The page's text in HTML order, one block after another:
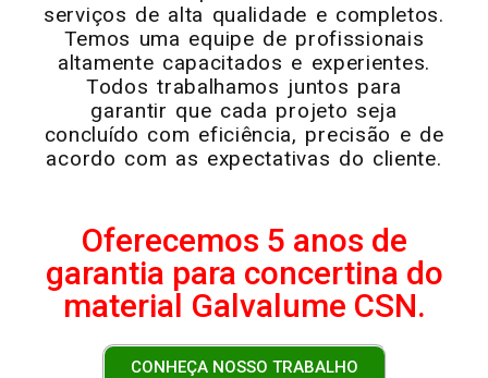
serviços de alta qualidade e completos.
Temos uma equipe de profissionais
altamente capacitados e experientes.
Todos trabalhamos juntos para
garantir que cada projeto seja
concluído com eficiência, precisão e de
acordo com as expectativas do cliente.
Oferecemos 5 anos de
garantia para concertina do
material Galvalume CSN.
CONHEÇA NOSSO TRABALHO